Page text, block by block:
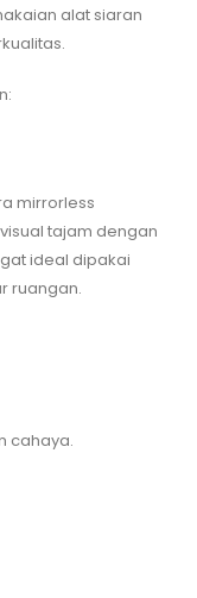
alat siaran
mirrorless
tajam dengan
ideal dipakai
ruangan.
cahaya.